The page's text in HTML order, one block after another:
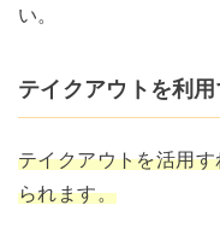
い。
テイクアウトを利用
テイクアウトを活用
られます。